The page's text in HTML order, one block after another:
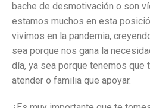
bache de desmotivación o son
estamos muchos en esta
vivimos en la pandemia,
sea porque nos gana la
día, ya sea porque tenemos que
atender o familia que apoyar.